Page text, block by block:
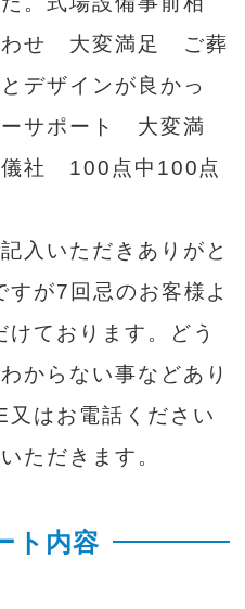
せ 大変満足 ご葬
デザインが良かっ
サポート 大変満
社 100点中100点
入いただきありがと
が7回忌のお客様よ
ております。どう
からない事などあり
又はお電話ください
ただきます。
ト内容